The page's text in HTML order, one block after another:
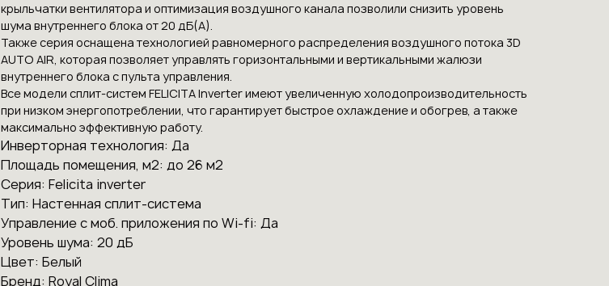
крыльчатки вентилятора и оптимизация воздушного канала позволили снизить уровень
шума внутреннего блока от 20 дБ(А).
Также серия оснащена технологией равномерного распределения воздушного потока 3D
AUTO AIR, которая позволяет управлять горизонтальными и вертикальными жалюзи
внутреннего блока с пульта управления.
Все модели сплит-систем FELICITA Inverter имеют увеличенную холодопроизводительность
при низком энергопотреблении, что гарантирует быстрое охлаждение и обогрев, а также
максимально эффективную работу.
Инверторная технология: Да
Площадь помещения, м2: до 26 м2
Серия: Felicita inverter
Тип: Настенная сплит-система
Управление с моб. приложения по Wi-fi: Да
Уровень шума: 20 дБ
Цвет: Белый
Бренд: Royal Clima